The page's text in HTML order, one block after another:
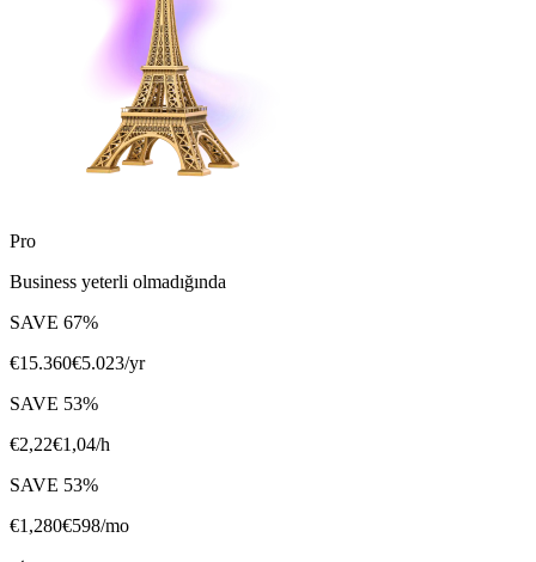
Pro
Business yeterli olmadığında
SAVE 67%
€15.360€5.023/yr
SAVE 53%
€2,22€1,04/h
SAVE 53%
€1,280€598/mo